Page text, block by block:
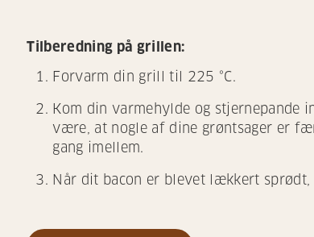
Tilberedning på grillen:
Forvarm din grill til 225 °C.
Kom din varmehylde og stjernepande
være, at nogle af dine grøntsager er
gang imellem.
Når dit bacon er blevet lækkert